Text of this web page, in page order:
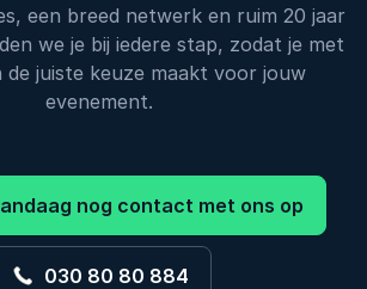
een breed netwerk en ruim 20 jaar
we je bij iedere stap, zodat je met
juiste keuze maakt voor jouw
evenement.
nog contact met ons op
030 80 80 884